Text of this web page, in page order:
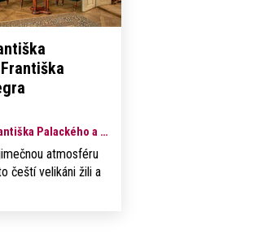
a Františka Ladislava Riegra
atmosféru
čeští velikáni žili a